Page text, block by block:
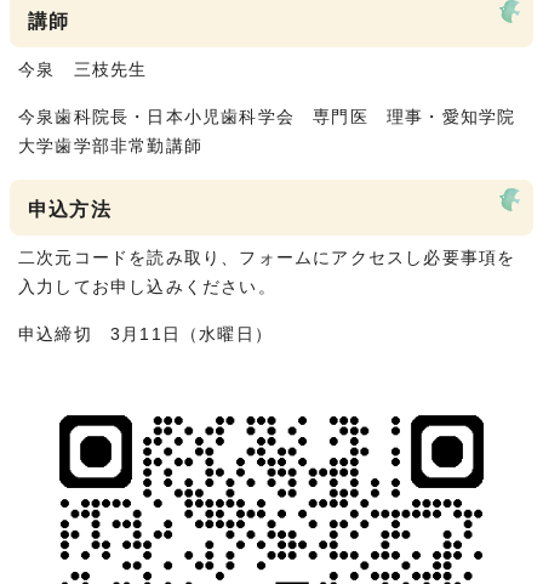
講師
今泉 三枝先生
今泉歯科院長・日本小児歯科学会 専門医 理事・愛知学院
大学歯学部非常勤講師
申込方法
二次元コードを読み取り、フォームにアクセスし必要事項を
入力してお申し込みください。
申込締切 3月11日（水曜日）